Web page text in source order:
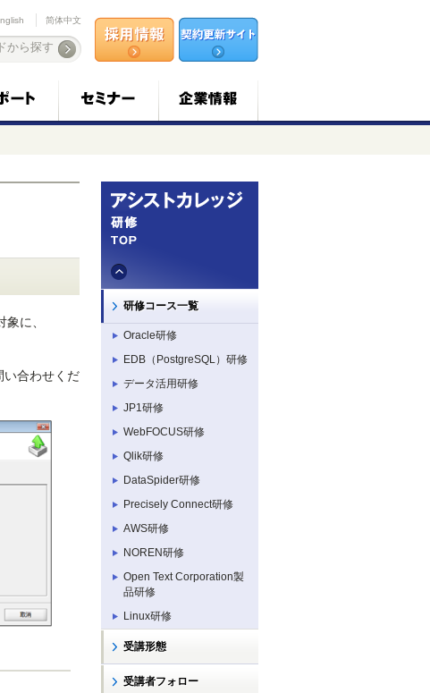
简体中文
に、
い合わせくだ
研修コース一覧
Oracle研修
EDB（PostgreSQL）研修
データ活用研修
JP1研修
WebFOCUS研修
Qlik研修
DataSpider研修
Precisely Connect研修
AWS研修
NOREN研修
Open Text Corporation製
品研修
Linux研修
受講形態
受講者フォロー